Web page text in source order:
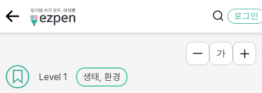
로그인
Level 1 생태, 환경
가